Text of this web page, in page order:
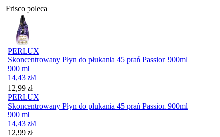
Frisco poleca
PERLUX
Skoncentrowany Płyn do płukania 45 prań Passion 900ml
900 ml
14,43 zł/l
Cena
12,99 zł
PERLUX
Skoncentrowany Płyn do płukania 45 prań Passion 900ml
900 ml
14,43 zł/l
Cena
12,99 zł